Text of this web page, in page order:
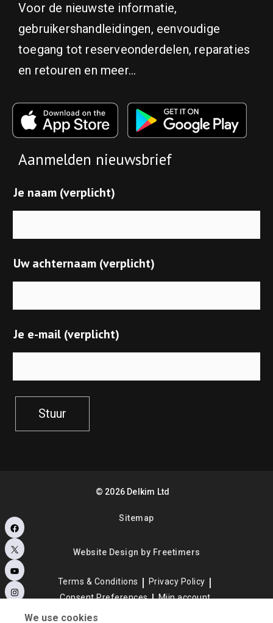
Voor de nieuwste informatie,
gebruikershandleidingen, eenvoudige
toegang tot reserveonderdelen, reparaties
en retouren en meer...
Aanmelden nieuwsbrief
Je naam (verplicht)
Uw achternaam (verplicht)
Je e-mail (verplicht)
Stuur
© 2026 Delkim Ltd
Sitemap
Website Design by Freetimers
Terms & Conditions
Privacy Policy
Consent Preferences
Mijn account
Facebook
X
YouTube
Instagram
We use cookies